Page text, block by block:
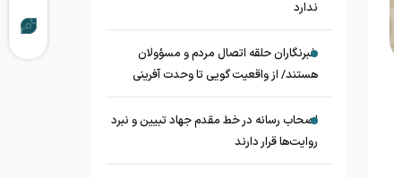
ندارد
خبرنگاران حلقه اتصال مردم و مسؤولان
هستند/ از واقعیت گویی تا وحدت آفرینی
اصحاب رسانه در خط مقدم جهاد تبیین و نبرد
روایت‌ها قرار دارند